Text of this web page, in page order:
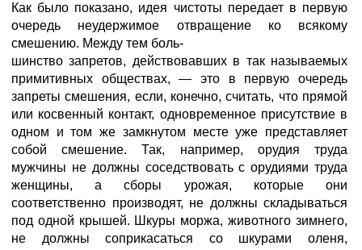
Как было показано, идея чистоты передает в первую
очередь неудержимое отвращение ко всякому
смешению. Между тем боль-
шинство запретов, действовавших в так называемых
примитивных обществах, — это в первую очередь
запреты смешения, если, конечно, считать, что прямой
или косвенный контакт, одновременное присутствие в
одном и том же замкнутом месте уже представляет
собой смешение. Так, например, орудия труда
мужчины не должны соседствовать с орудиями труда
женщины, а сборы урожая, которые они
соответственно производят, не должны складываться
под одной крышей. Шкуры моржа, животного зимнего,
не должны соприкасаться со шкурами оленя,